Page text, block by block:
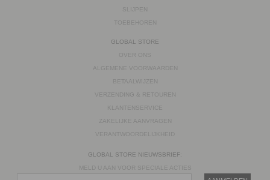
SLIJPEN
TOEBEHOREN
GLOBAL STORE
OVER ONS
ALGEMENE VOORWAARDEN
BETAALWIJZEN
VERZENDING & RETOUREN
KLANTENSERVICE
ZAKELIJKE AANVRAGEN
VERANTWOORDELIJKHEID
GLOBAL STORE NIEUWSBRIEF:
MELD U AAN VOOR SPECIALE ACTIES